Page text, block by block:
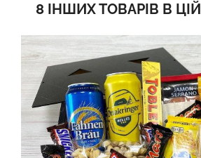
8 ІНШИХ ТОВАРІВ В ЦІЙ